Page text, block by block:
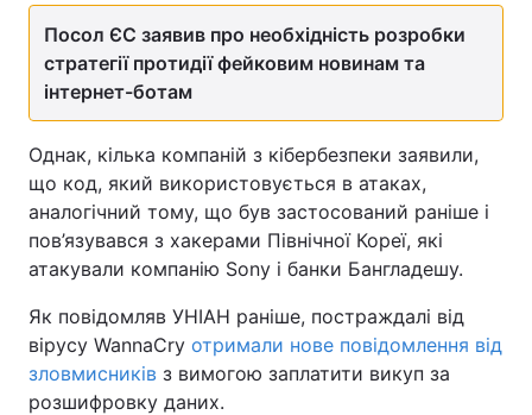
Посол ЄС заявив про необхідність розробки
стратегії протидії фейковим новинам та
інтернет-ботам
Однак, кілька компаній з кібербезпеки заявили,
що код, який використовується в атаках,
аналогічний тому, що був застосований раніше і
пов’язувався з хакерами Північної Кореї, які
атакували компанію Sony і банки Бангладешу.
Як повідомляв УНІАН раніше, постраждалі від
вірусу WannaCry отримали нове повідомлення від
зловмисників з вимогою заплатити викуп за
розшифровку даних.